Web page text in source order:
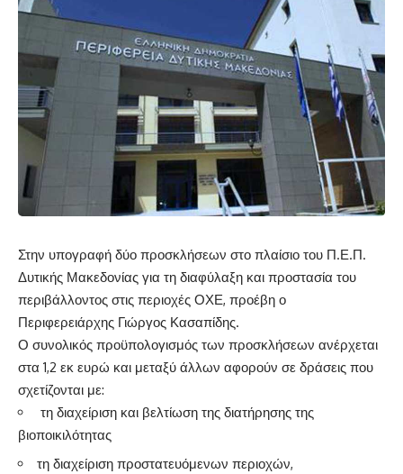
Στην υπογραφή δύο προσκλήσεων στο πλαίσιο του Π.Ε.Π.
Δυτικής Μακεδονίας για τη διαφύλαξη και προστασία του
περιβάλλοντος στις περιοχές ΟΧΕ, προέβη ο
Περιφερειάρχης Γιώργος Κασαπίδης.
Ο συνολικός προϋπολογισμός των προσκλήσεων ανέρχεται
στα 1,2 εκ ευρώ και μεταξύ άλλων αφορούν σε δράσεις που
σχετίζονται με:
τη διαχείριση και βελτίωση της διατήρησης της
βιοποικιλότητας
τη διαχείριση προστατευόμενων περιοχών,